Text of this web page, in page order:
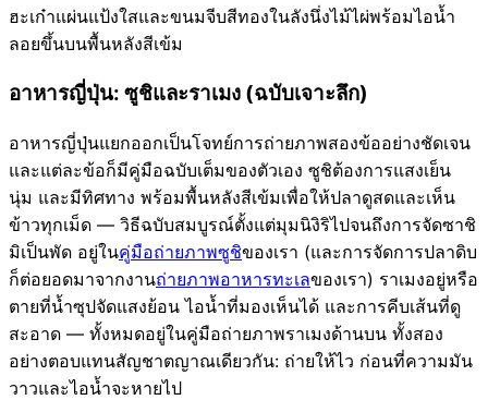
ฮะเก๋าแผ่นแป้งใสและขนมจีบสีทองในลังนึ่งไม้ไผ่พร้อมไอน้ำ
ลอยขึ้นบนพื้นหลังสีเข้ม
อาหารญี่ปุ่น: ซูชิและราเมง (ฉบับเจาะลึก)
อาหารญี่ปุ่นแยกออกเป็นโจทย์การถ่ายภาพสองข้ออย่างชัดเจน
และแต่ละข้อก็มีคู่มือฉบับเต็มของตัวเอง ซูชิต้องการแสงเย็น
นุ่ม และมีทิศทาง พร้อมพื้นหลังสีเข้มเพื่อให้ปลาดูสดและเห็น
ข้าวทุกเม็ด — วิธีฉบับสมบูรณ์ตั้งแต่มุมนิงิริไปจนถึงการจัดซาชิ
มิเป็นพัด อยู่ในคู่มือถ่ายภาพซูชิของเรา (และการจัดการปลาดิบ
ก็ต่อยอดมาจากงานถ่ายภาพอาหารทะเลของเรา) ราเมงอยู่หรือ
ตายที่น้ำซุปจัดแสงย้อน ไอน้ำที่มองเห็นได้ และการคีบเส้นที่ดู
สะอาด — ทั้งหมดอยู่ในคู่มือถ่ายภาพราเมงด้านบน ทั้งสอง
อย่างตอบแทนสัญชาตญาณเดียวกัน: ถ่ายให้ไว ก่อนที่ความมัน
วาวและไอน้ำจะหายไป